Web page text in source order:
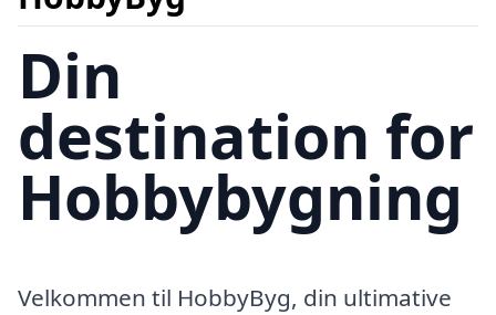
Din
destination for
Hobbybygning
Velkommen til HobbyByg, din ultimative